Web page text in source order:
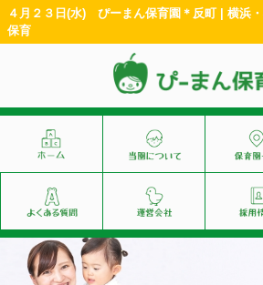
４月２３日(水) ぴーまん保育園＊反町 | 横浜
保育